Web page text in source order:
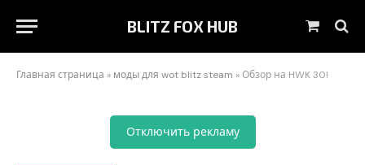
BLITZ FOX HUB Корзина
Главная страница » моды для wot blitz steam »Обзор на HWK 30!
Отключить рекламу